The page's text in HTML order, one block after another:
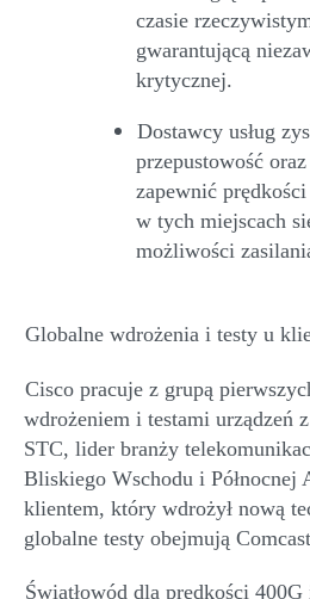
czasie
gwarantującą
krytycznej.
Dostawcy usług
przepustowość
zapewnić prędkości
w tych miejscach
możliwości
Globalne wdrożenia i testy u
Cisco pracujez grupą
wdrożeniem i testami urządzeń
STC, lider branży
Bliskiego Wschodu i Północnej
klientem, który wdrożył nową
globalne testy obejmują Comcast
Światłowód dla prędkości